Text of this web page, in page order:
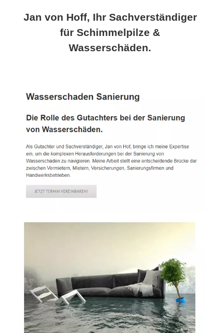
Jan von Hoff, Ihr Sachverständiger
für Schimmelpilze &
Wasserschäden.